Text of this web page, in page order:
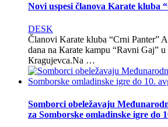
Novi uspesi članova Karate kluba
DESK
Članovi Karate kluba “Crni Panter”
dana na Кarate kampu “Ravni Gaj”
Кragujevca.Na …
Somborci obeležavaju
za Somborske omladinske igre do